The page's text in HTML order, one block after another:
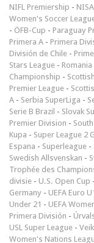
NIFL Premiership - NISA
Women's Soccer
- ÖFB-Cup - Paraguay
Primera A - Primera
División de Chile -
Stars League -
Championship -
Premier League -
A - Serbia SuperLiga -
Serie B Brazil - Slovak
Premier Division -
Kupa - Super League 2
Espana - Superleague -
Swedish Allsvenskan -
Trophée des
divisie - U.S. Open Cup -
Germany - UEFA Euro
Under 21 - UEFA
Primera División -
USL Super League -
Women's Nations